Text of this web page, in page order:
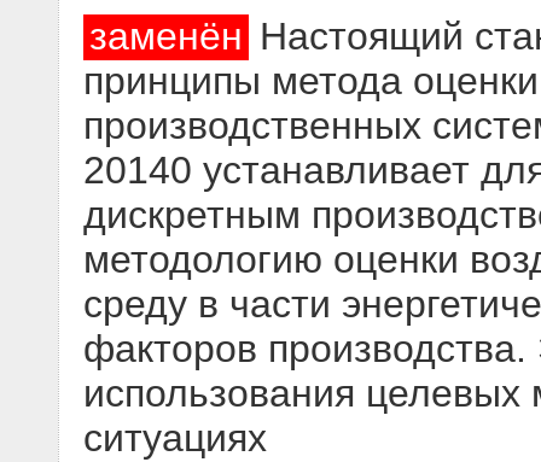
заменён Настоящий
принципы метода
производственных
20140 устанавливает
дискретным
методологию оценки
среду в части
факторов
использования целевых
ситуациях